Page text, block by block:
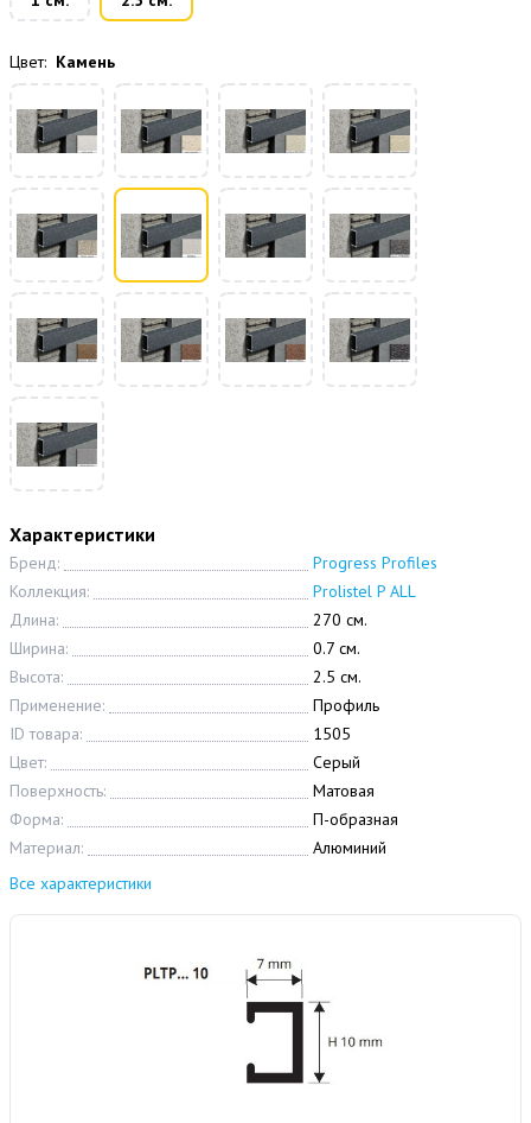
Характеристики
Бренд:
Progress Profiles
Коллекция:
Prolistel P ALL
Длина:
270 см.
Ширина:
0.7 см.
Высота:
2.5 см.
Применение:
Профиль
ID товара:
1505
Цвет:
Серый
Поверхность:
Матовая
Форма:
П-образная
Материал:
Алюминий
Все характеристики
Цвет: Камень